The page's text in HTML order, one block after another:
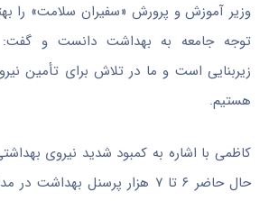
وزیر آموزش و پرورش «سفیران سلامت» را
توجه جامعه به بهداشت دانست و
زیربنایی است و ما در تلاش برای تأمین
هستیم.
کاظمی با اشاره به کمبود شدید نیروی
حال حاضر ۶ تا ۷ هزار پرسنل